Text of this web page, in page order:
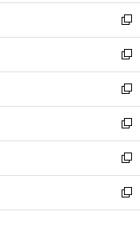
く
ウ
で
開
く
ン
ド
ウ
で
開
く
ウ
ィ
ン
ド
ウ
で
開
く
し
い
ウ
ィ
ン
ド
ウ
で
開
く
新
し
い
ウ
ィ
ン
ド
ウ
で
開
く
新
し
い
ウ
ィ
ン
ド
ウ
で
開
新
し
い
ウ
ィ
ン
ド
ウ
新
し
い
ウ
ィ
ン
新
し
い
ウ
新
し